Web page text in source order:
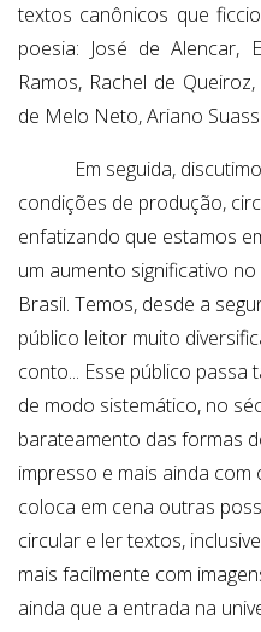
textos canônicos que
poesia: José de Alencar,
Ramos, Rachel de
de Melo Neto, Ariano
Em seguida,
condições de produção,
enfatizando que estamos
um aumento significativo
Brasil. Temos, desde a
público leitor muito
conto... Esse público passa
de modo sistemático, no
barateamento das formas
impresso e mais ainda
coloca em cena outras
circular e ler textos,
mais facilmente com
ainda que a entrada na